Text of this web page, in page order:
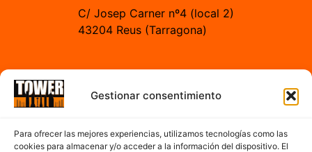
Gestionar consentimiento
Para ofrecer las mejores experiencias, utilizamos tecnologías como las
cookies para almacenar y/o acceder a la información del dispositivo. El
C/ Josep Carner nº4 (local 2)
43204 Reus (Tarragona)
A partir de las 7:00h hasta 17:00h de la tarde
De Lunes a Sábado